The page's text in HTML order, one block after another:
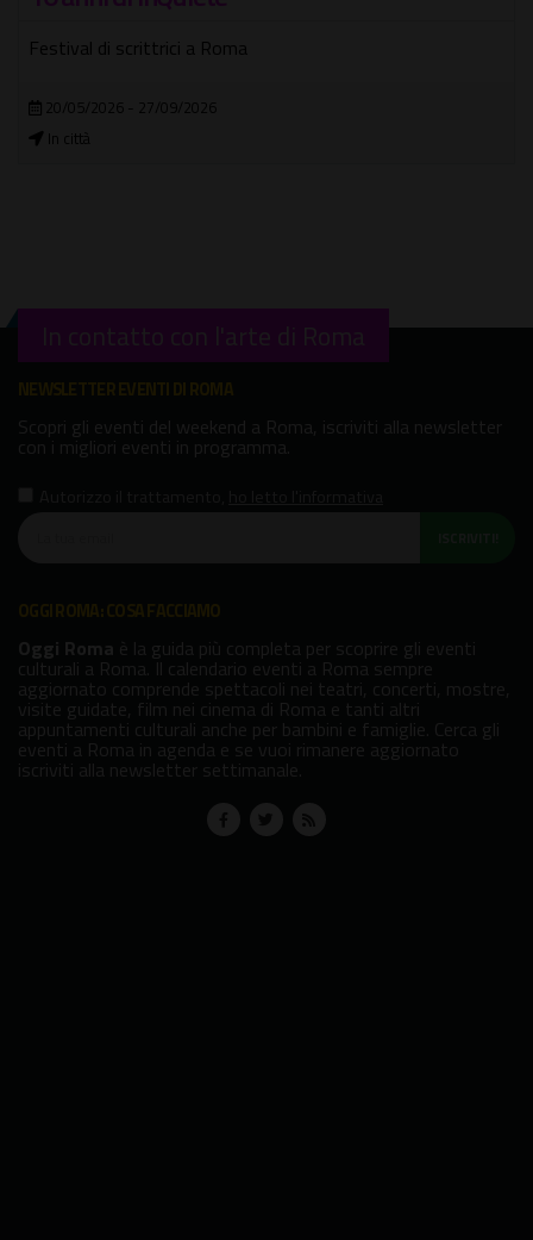
Festival di scrittrici a Roma
20/05/2026 - 27/09/2026
In città
In contatto con l'arte di Roma